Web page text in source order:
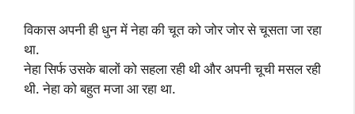
विकास अपनी ही धुन में नेहा की चूत को जोर जोर से चूसता जा रहा
था.
नेहा सिर्फ उसके बालों को सहला रही थी और अपनी चूची मसल रही
थी. नेहा को बहुत मजा आ रहा था.